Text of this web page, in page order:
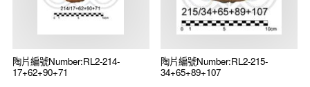
陶片編號Number:RL2-214-
17+62+90+71
陶片編號Number:RL2-215-
34+65+89+107